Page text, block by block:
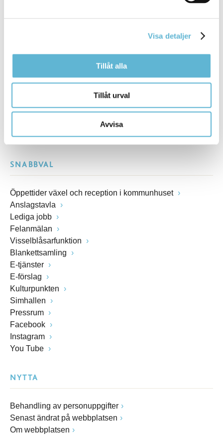
Visa detaljer
Tillåt alla
Tillåt urval
Avvisa
kommunstyrelsen@bromolla.se
Webbadress
Växel: 0456-82 20 00
Org.nr: 212000-0894
SNABBVAL
Öppettider växel och reception i kommunhuset
Anslagstavla
Lediga jobb
Felanmälan
Visselblåsarfunktion
Blankettsamling
E-tjänster
E-förslag
Kulturpunkten
Simhallen
Pressrum
Facebook
Instagram
You Tube
NYTTA
Behandling av personuppgifter
Senast ändrat på webbplatsen
Om webbplatsen